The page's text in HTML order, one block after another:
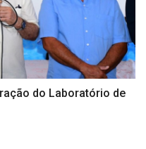
do Laboratório de